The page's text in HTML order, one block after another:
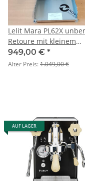
Lelit Mara PL62X
Retoure mit kleinem
Transportschaden - nur
online verfügbar
949,00 € *
Alter Preis:1.049,00 €
AUF LAGER